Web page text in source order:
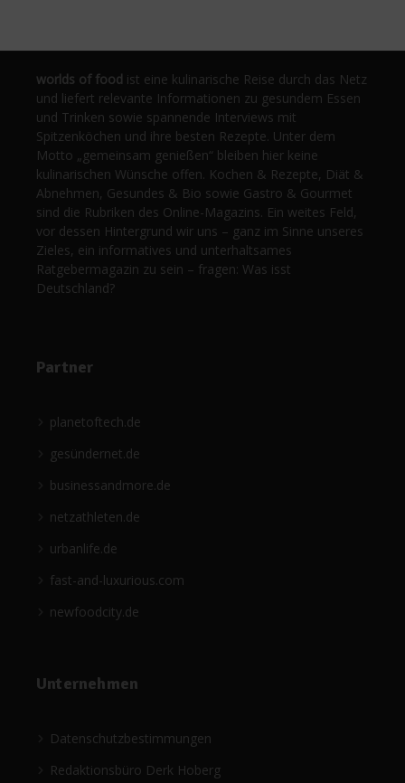
worlds of food ist eine kulinarische Reise durch das Netz
und liefert relevante Informationen zu gesundem Essen
und Trinken sowie spannende Interviews mit
Spitzenköchen und ihre besten Rezepte. Unter dem
Motto „gemeinsam genießen“ bleiben hier keine
kulinarischen Wünsche offen. Kochen & Rezepte, Diät &
Abnehmen, Gesundes & Bio sowie Gastro & Gourmet
sind die Rubriken des Online-Magazins. Ein weites Feld,
vor dessen Hintergrund wir uns – ganz im Sinne unseres
Zieles, ein informatives und unterhaltsames
Ratgebermagazin zu sein – fragen: Was isst
Deutschland?
Partner
planetoftech.de
gesündernet.de
businessandmore.de
netzathleten.de
urbanlife.de
fast-and-luxurious.com
newfoodcity.de
Unternehmen
Datenschutzbestimmungen
Redaktionsbüro Derk Hoberg